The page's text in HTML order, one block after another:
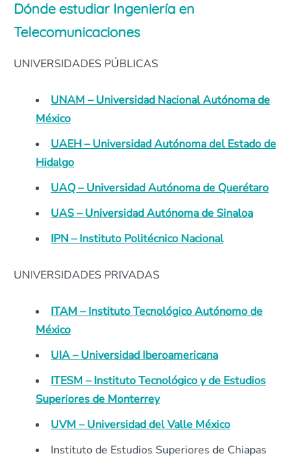
Dónde estudiar Ingeniería en
Telecomunicaciones
UNIVERSIDADES PÚBLICAS
UNAM – Universidad Nacional Autónoma de
México
UAEH – Universidad Autónoma del Estado de
Hidalgo
UAQ – Universidad Autónoma de Querétaro
UAS – Universidad Autónoma de Sinaloa
IPN – Instituto Politécnico Nacional
UNIVERSIDADES PRIVADAS
ITAM – Instituto Tecnológico Autónomo de
México
UIA – Universidad Iberoamericana
ITESM – Instituto Tecnológico y de Estudios
Superiores de Monterrey
UVM – Universidad del Valle México
Instituto de Estudios Superiores de Chiapas